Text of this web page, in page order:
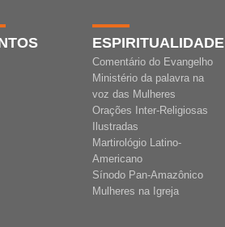
ESPIRITUALIDADE
Comentário do Evangelho
Ministério da palavra na
voz das Mulheres
Orações Inter-Religiosas
Ilustradas
Martirológio Latino-
Americano
Sínodo Pan-Amazônico
Mulheres na Igreja